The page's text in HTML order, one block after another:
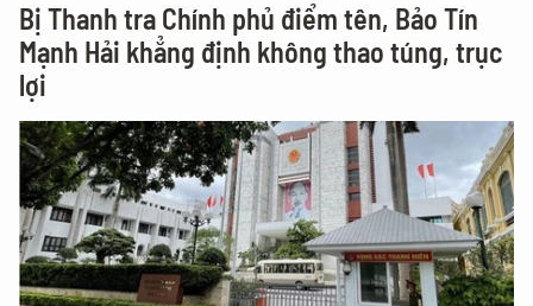
Bị Thanh tra Chính phủ điểm tên, Bảo Tín
Mạnh Hải khẳng định không thao túng, trục
lợi